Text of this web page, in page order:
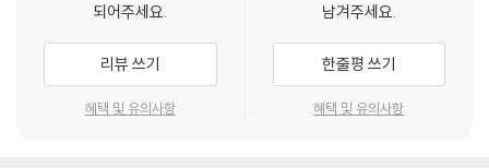
준수는 별일 아니라고 재차 나에게 얘기했다. 별일 아니니까 걱정하지 말
라고 말이다. 준수는 지은에게 자연스럽게 얘기해도 되었을 문제라고 했
다. 자연스럽게 지은에게 다가가서 인사를 하고 준수와 나의 사이를 얘기
되어주세요.
리뷰 쓰기
혜택 및 유의사항
남겨주세요.
한줄평 쓰기
혜택 및 유의사항